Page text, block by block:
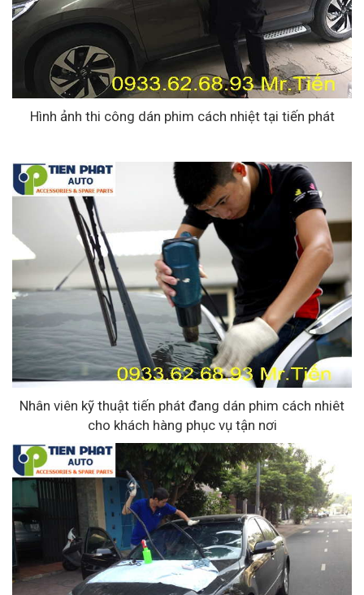
Hình ảnh thi công dán phim cách nhiệt tại tiến phát
Nhân viên kỹ thuật tiến phát đang dán phim cách nhiêt
cho khách hàng phục vụ tận nơi